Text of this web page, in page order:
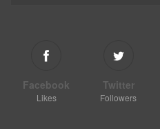
Facebook
Likes
Twitter
Followers